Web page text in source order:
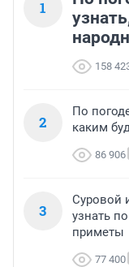
1
158
2
По
каким
86 906
3
Суровой
узнать
приметы
77 400